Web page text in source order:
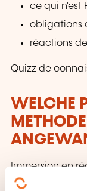
ce qui n'est
obligations
réactions
Quizz de
WELCHE
Immersion en
qui permet la